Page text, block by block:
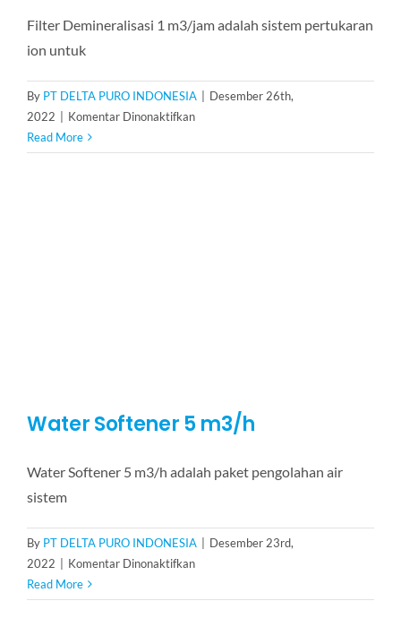
Filter Demineralisasi 1 m3/jam adalah sistem pertukaran
ion untuk
By PT DELTA PURO INDONESIA
Desember 26th,
2022
Komentar Dinonaktifkanpada
Demineralisasi
Read More
Water Softener 5 m3/h
Water Softener 5 m3/h adalah paket pengolahan air
sistem
By PT DELTA PURO INDONESIA | Desember 23rd,
2022 | Komentar Dinonaktifkanpada
Softener
Read More